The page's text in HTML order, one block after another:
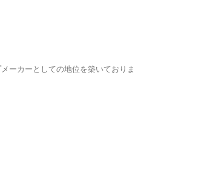
ーカーとしての地位を築いておりま